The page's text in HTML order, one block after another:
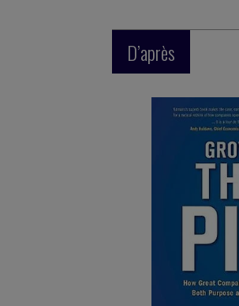
D’après